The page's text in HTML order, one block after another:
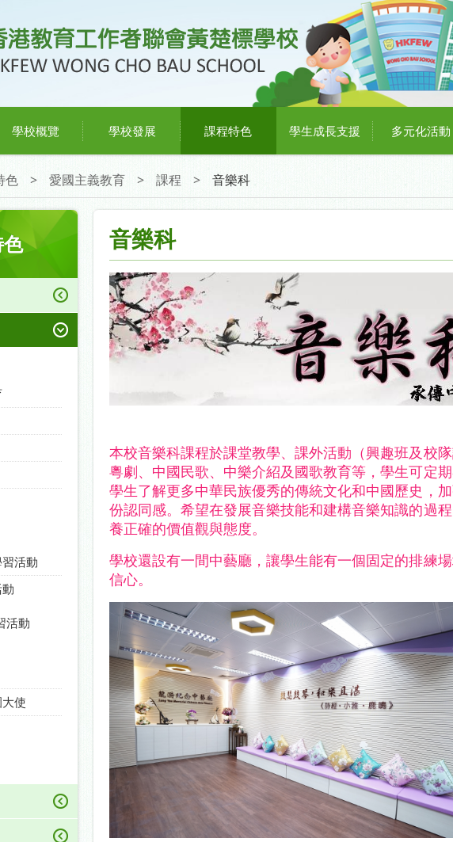
學校概覽 學校發展 課程特色 學生成長支援 多元化活動
色 > 愛國主義教育 > 課程 > 音樂科
活動
活動
使
音樂科
本校音樂科課程於課堂教學、課外活動（興趣班及校
粵劇、中國民歌、中樂介紹及國歌教育等，學生可定
學生了解更多中華民族優秀的傳統文化和中國歷史，
份認同感。希望在發展音樂技能和建構音樂知識的過
養正確的價值觀與態度。
學校還設有一間中藝廳，讓學生能有一個固定的排練
信心。